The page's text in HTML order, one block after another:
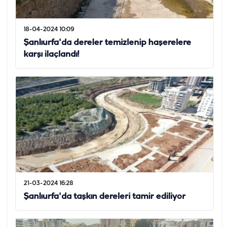
18-04-2024 10:09
Şanlıurfa'da dereler temizlenip haşerelere
karşı ilaçlandı!
21-03-2024 16:28
Şanlıurfa'da taşkın dereleri tamir ediliyor